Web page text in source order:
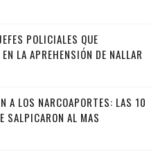
POLICIALES QUE
LA APREHENSIÓN DE NALLAR
A LOS NARCOAPORTES: LAS 10
SALPICARON AL MAS